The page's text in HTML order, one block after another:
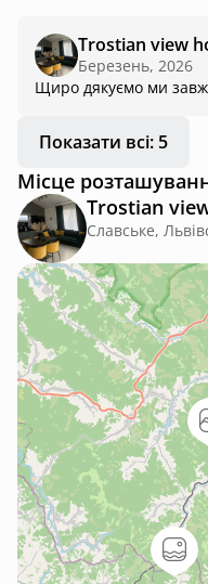
Залишилися тільки
Trostian view
Березень, 2026
Щиро дякуємо ми
Показати всі: 5
Місце
Trostian
Славське,